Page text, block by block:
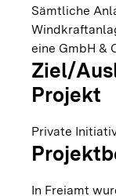
Sämtliche
eine GmbH &
Ziel/
Projekt
Private
In Freiamt